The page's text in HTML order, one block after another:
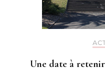
Une date à